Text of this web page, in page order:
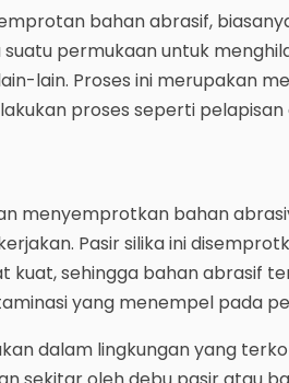
bahan abrasif,
permukaan untuk
lain. Proses ini merupakan
proses seperti
menyemprotkan bahan
Pasir silika ini
kuat, sehingga bahan abrasif
yang menempel pada
dalam lingkungan yang